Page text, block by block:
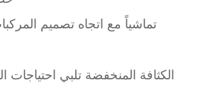
تماشياً مع اتجاه تصميم
الكثافة المنخفضة تلبي احتياجات